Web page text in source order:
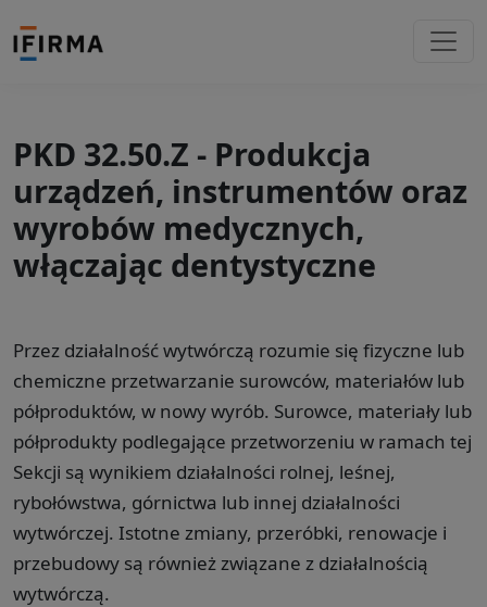
PKD 32.50.Z - Produkcja
urządzeń, instrumentów oraz
wyrobów medycznych,
włączając dentystyczne
Przez działalność wytwórczą rozumie się fizyczne lub
chemiczne przetwarzanie surowców, materiałów lub
półproduktów, w nowy wyrób. Surowce, materiały lub
półprodukty podlegające przetworzeniu w ramach tej
Sekcji są wynikiem działalności rolnej, leśnej,
rybołówstwa, górnictwa lub innej działalności
wytwórczej. Istotne zmiany, przeróbki, renowacje i
przebudowy są również związane z działalnością
wytwórczą.